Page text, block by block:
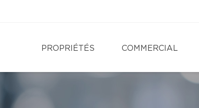
PROPRIÉTÉS COMMERCIAL